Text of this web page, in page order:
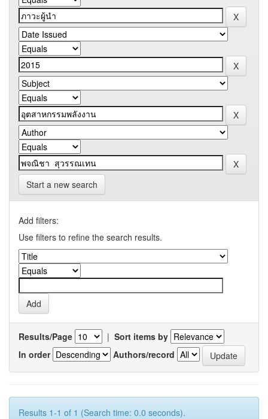
Start a new search
Add filters:
Use filters to refine the search results.
Results/Page | Sort items by
In order
Authors/record
Results 1-1 of 1 (Search time: 0.0 seconds).